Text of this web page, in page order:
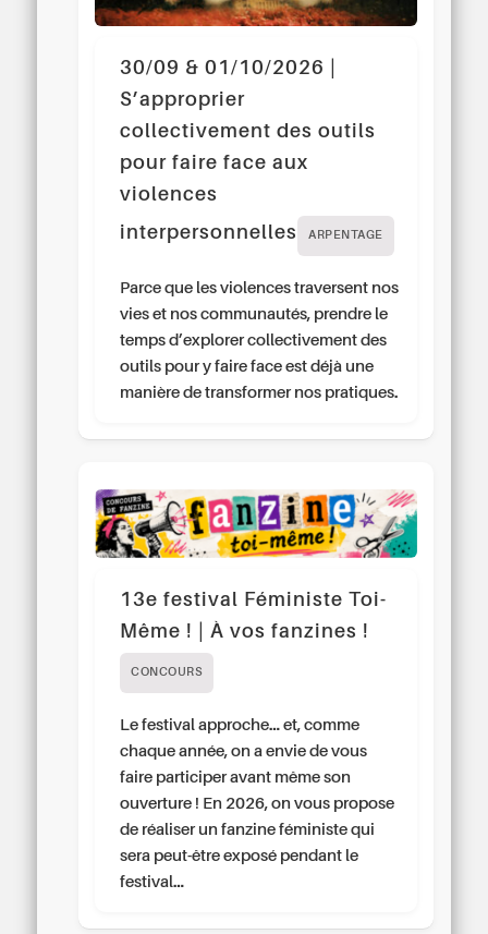
30/09 & 01/10/2026 |
S’approprier
collectivement des outils
pour faire face aux
violences
interpersonnelles
ARPENTAGE
Parce que les violences traversent nos
vies et nos communautés, prendre le
temps d’explorer collectivement des
outils pour y faire face est déjà une
manière de transformer nos pratiques.
13e festival Féministe Toi-
Même ! | À vos fanzines !
CONCOURS
Le festival approche… et, comme
chaque année, on a envie de vous
faire participer avant même son
ouverture ! En 2026, on vous propose
de réaliser un fanzine féministe qui
sera peut-être exposé pendant le
festival…